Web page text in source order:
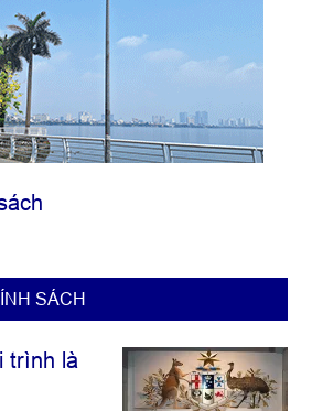
SÁCH
trình là